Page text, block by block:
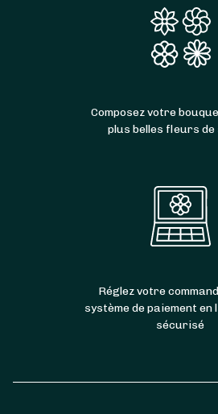
Composez votre
plus belles fleurs de
Réglez votre
système de paiement en
sécurisé